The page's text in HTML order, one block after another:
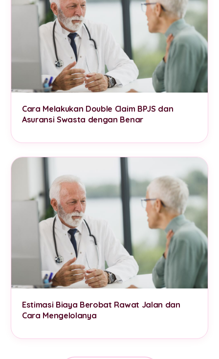
Cara Melakukan Double Claim BPJS dan
Asuransi Swasta dengan Benar
Estimasi Biaya Berobat Rawat Jalan dan
Cara Mengelolanya